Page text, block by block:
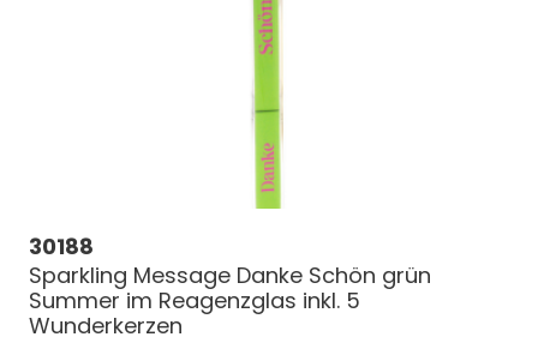
30188
Sparkling Message Danke Schön grün
Summer im Reagenzglas inkl. 5
Wunderkerzen